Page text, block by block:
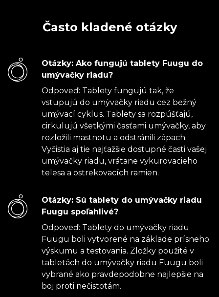
Často kladené otázky
Otázky: Ako fungujú tablety Fuugu do
umývačky riadu?
Odpoveď: Tablety fungujú tak, že
vstupujú do umývačky riadu cez bežný
umývací cyklus. Tablety sa rozpúšťajú,
cirkulujú všetkými časťami umývačky, aby
rozložili mastnotu a odstránili zápach.
Vyčistia aj tie najťažšie dostupné časti vašej
umývačky riadu, vrátane vykurovacieho
telesa a ostrekovacích ramien.
Otázky: Sú tablety do umývačky riadu
Fuugu spoľahlivé?
Odpoveď: Tablety do umývačky riadu
Fuugu boli vytvorené na základe prísneho
výskumu a testovania. Zložky použité v
tabletách do umývačky riadu Fuugu boli
vybrané ako pravdepodobne najlepšie na
boj proti nečistotám.